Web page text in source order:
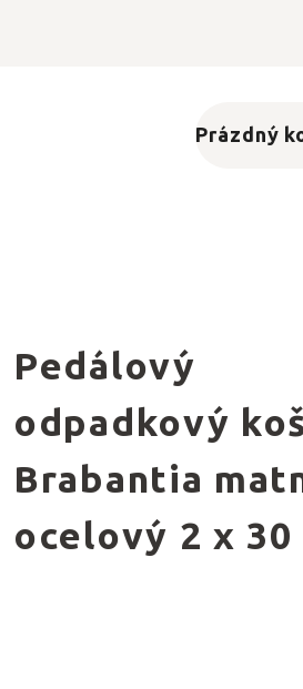
Prázdný
Pedálový
odpadkový
Brabantia
ocelový 2 x 30